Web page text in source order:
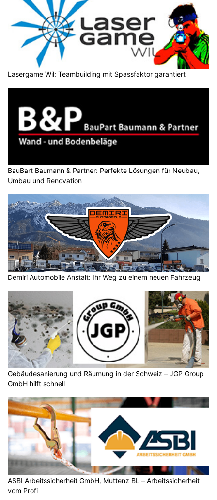
Lasergame Wil: Teambuilding mit Spassfaktor garantiert
BauBart Baumann & Partner: Perfekte Lösungen für Neubau,
Umbau und Renovation
Demiri Automobile Anstalt: Ihr Weg zu einem neuen Fahrzeug
Gebäudesanierung und Räumung in der Schweiz – JGP Group
GmbH hilft schnell
ASBI Arbeitssicherheit GmbH, Muttenz BL – Arbeitssicherheit
vom Profi